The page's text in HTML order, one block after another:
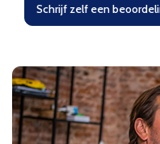
Schrijf zelf een